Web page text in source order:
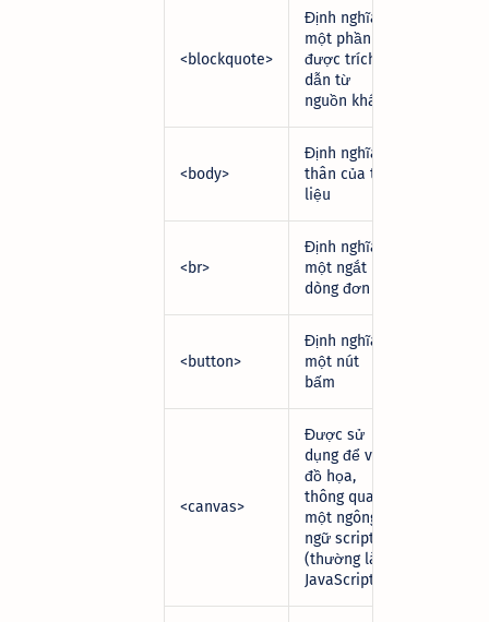
<blockquote>
Định nghĩa
một phần
được trích
dẫn từ
nguồn khác
<body>
Định nghĩa
thân của tài
liệu
<br>
Định nghĩa
một ngắt
dòng đơn
<button>
Định nghĩa
một nút
bấm
<canvas>
Được sử
dụng để vẽ
đồ họa,
thông qua
một ngông
ngữ script
(thường là
JavaScript)